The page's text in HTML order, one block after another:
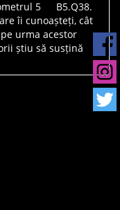
5
B5.Q38.
îi cunoașteți, cât
urma acestor
știu să susțină